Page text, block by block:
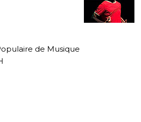
de Musique